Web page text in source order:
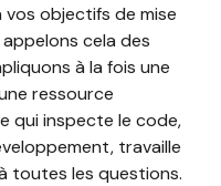
objectifs de mise
cela des
à la fois une
ressource
qui inspecte le code,
travaille
toutes les questions.